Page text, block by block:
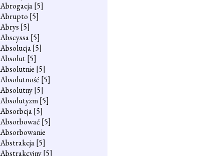
Abrogacja[5]
Abrupto [5]
Abrys [5]
Abscyssa[5]
Absolucja[5]
Absolut[5]
Absolutnie [5]
Absolutność [5]
Absolutny[5]
Absolutyzm[5]
Absorbcja[5]
Absorbować [5]
Absorbowanie
Abstrakcja[5]
Abstrakcyjny[5]